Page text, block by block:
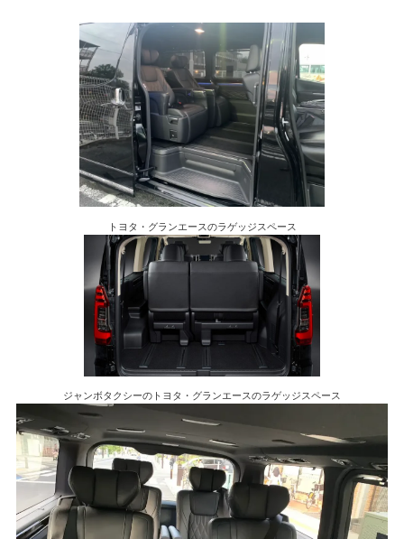
トヨタ・グランエースのラゲッジスペース
ジャンボタクシーのトヨタ・グランエースのラゲッジスペース